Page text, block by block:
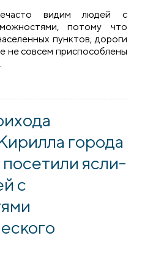
видим людей с
потому что
пунктов, дороги
не совсем приспособлены
Волковысского отделения
города
ясли-
с